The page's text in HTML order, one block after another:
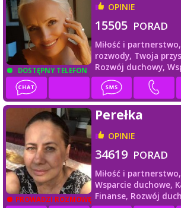
DOSTĘPNY TELEFON
OPINIE
15505 PORAD
Miłość i partnerstwo,
rozwody, Twoja
Rozwój duchowy,
PROWADZI ROZMOWĘ
Perełka
OPINIE
34619 PORAD
Miłość i partnerstwo,
Wsparcie duchowe,
Finanse, Rozwój